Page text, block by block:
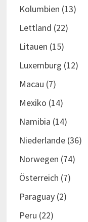
Kolumbien (13)
Lettland (22)
Litauen (15)
Luxemburg (12)
Macau (7)
Mexiko (14)
Namibia (14)
Niederlande(36)
Norwegen (74)
Österreich (7)
Paraguay(2)
Peru (22)